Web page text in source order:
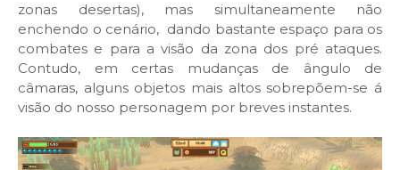
zonas desertas), mas simultaneamente não
enchendo o cenário, dando bastante espaço para os
combates e para a visão da zona dos pré ataques.
Contudo, em certas mudanças de ângulo de
câmaras, alguns objetos mais altos sobrepõem-se á
visão do nosso personagem por breves instantes.